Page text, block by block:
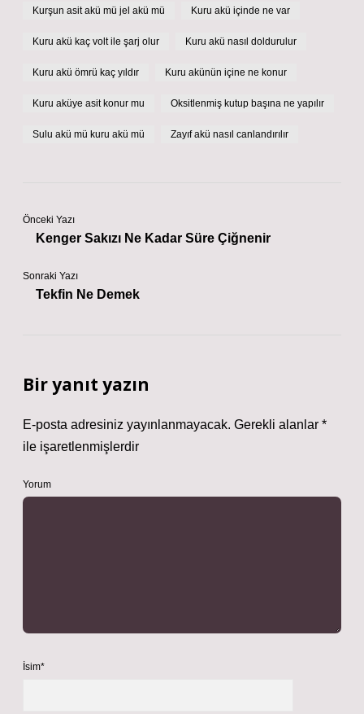
Kurşun asit akü mü jel akü mü Kuru akü içinde ne var
Kuru akü kaç volt ile şarj olur Kuru akü nasıl doldurulur
Kuru akü ömrü kaç yıldır Kuru akünün içine ne konur
Kuru aküye asit konur mu Oksitlenmiş kutup başına ne yapılır
Sulu akü mü kuru akü mü Zayıf akü nasıl canlandırılır
Önceki Yazı
Kenger Sakızı Ne Kadar Süre Çiğnenir
Sonraki Yazı
Tekfin Ne Demek
Bir yanıt yazın
E-posta adresiniz yayınlanmayacak. Gerekli alanlar *
ile işaretlenmişlerdir
Yorum
İsim*